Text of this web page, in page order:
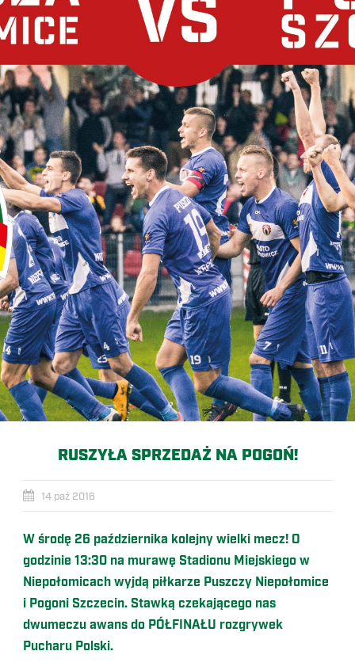
RUSZYŁA SPRZEDAŻ NA POGOŃ!
14 paź 2016
W środę 26 października kolejny wielki mecz! O
godzinie 13:30 na murawę Stadionu Miejskiego w
Niepołomicach wyjdą piłkarze Puszczy Niepołomice
i Pogoni Szczecin. Stawką czekającego nas
dwumeczu awans do PÓŁFINAŁU rozgrywek
Pucharu Polski.